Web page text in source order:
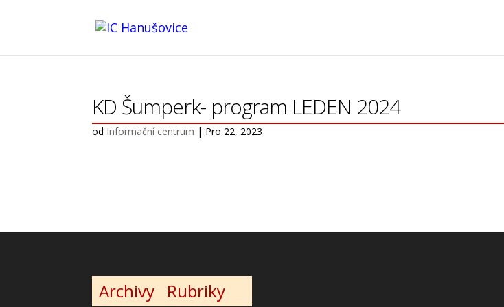
KD Šumperk- program LEDEN 2024
od Informační centrum | Pro 22, 2023
Archivy Rubriky